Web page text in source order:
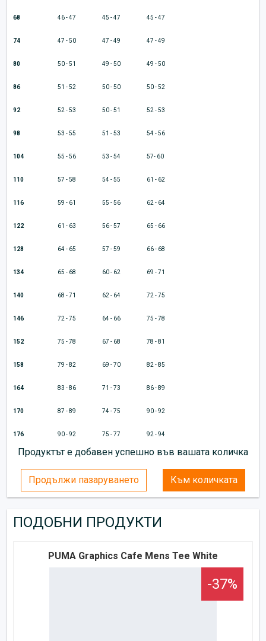
68 46 - 47 45 - 47 45 - 47
74 47 - 50 47 - 49 47 - 49
80 50 - 51 49 - 50 49 - 50
86 51 - 52 50 - 50 50 - 52
92 52 - 53 50 - 51 52 - 53
98 53 - 55 51 - 53 54 - 56
104 55 - 56 53 - 54 57- 60
110 57 - 58 54 - 55 61 - 62
116 59 - 61 55 - 56 62 - 64
122 61 - 63 56 - 57 65 - 66
128 64 - 65 57 - 59 66 - 68
134 65 - 68 60 - 62 69 - 71
140 68 - 71 62 - 64 72 - 75
146 72 - 75 64 - 66 75 - 78
152 75 - 78 67 - 68 78 - 81
158 79 - 82 69 - 70 82 - 85
164 83 - 86 71 - 73 86 - 89
170 87 - 89 74 - 75 90 - 92
176 90 - 92 75 - 77 92 - 94
Продуктът е добавен успешно във вашата количка
Продължи пазаруването Към количката
ПОДОБНИ ПРОДУКТИ
PUMA Graphics Cafe Mens Tee White
-37%